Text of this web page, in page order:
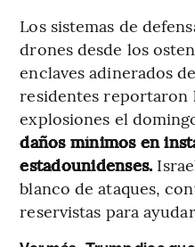
Los sistemas de
drones desde los
enclaves adinerados
residentes reportaron
explosiones el
daños mínimos en
estadounidenses.
blanco de ataques,
reservistas para